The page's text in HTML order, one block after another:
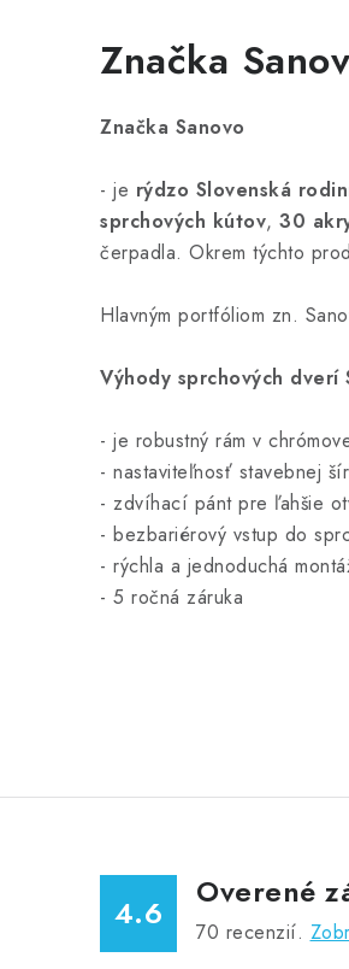
Značka
Značka Sanovo
- je rýdzo Slovenská
sprchových kútov, 30
čerpadla. Okrem týchto
Hlavným portfóliom zn.
Výhody sprchových dverí
- je robustný rám v
- nastaviteľnosť stavebnej
- zdvíhací pánt pre ľahšie
- bezbariérový vstup do
- rýchla a jednoduchá
- 5 ročná záruka
4.6
Overené
70 recenzií.